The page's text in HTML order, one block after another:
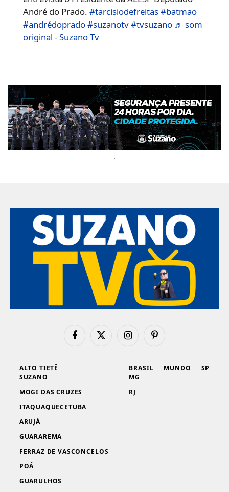
André do Prado.#tarcisiodefreitas#batmao
#andrédoprado#suzanotv#tvsuzano ♬ som
original - Suzano Tv
.
FacebookX
InstagramPinterest
ALTO TIETÊ
SUZANO
MOGI DAS CRUZES
ITAQUAQUECETUBA
ARUJÁ
GUARAREMA
FERRAZ DE VASCONCELOS
POÁ
GUARULHOS
BRASIL
MG
RJ
MUNDO SP